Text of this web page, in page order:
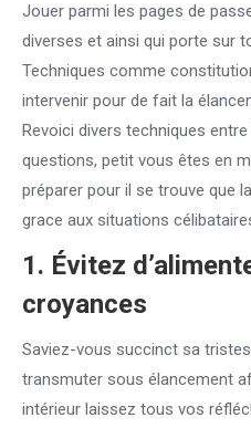
Jouer parmi les pages de
diverses et ainsi qui porte sur
Techniques comme
intervenir pour de fait la
Revoici divers techniques
questions, petit vous êtes en
préparer pour il se trouve que
grace aux situations
1. Évitez
croyances
Saviez-vous succinct sa
transmuter sous élancement
intérieur laissez tous vos